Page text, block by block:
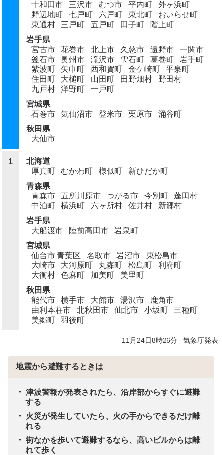
十和田市
三沢市 むつ市 平内町
外ヶ浜町
野辺地町
七戸町 六戸町 東北町
おいらせ町
東通村
三戸町 五戸町 田子町
階上町
岩手県
宮古市
花巻市 北上市 久慈市 遠野市
一関市
釜石市
奥州市 滝沢市 雫石町 葛巻町
岩手町
紫波町
矢巾町 西和賀町 金ケ崎町
平泉町
住田町
大槌町 山田町 田野畑村
野田村
九戸村
洋野町
一戸町
宮城県
石巻市
気仙沼市 登米市 栗原市
涌谷町
秋田県
大仙市
1
北海道
厚真町
むかわ町 様似町
新ひだか町
青森県
青森市
五所川原市 つがる市 今別町
蓬田村
中泊町
横浜町 六ヶ所村 佐井村
新郷村
岩手県
大船渡市
陸前高田市
岩泉町
宮城県
仙台市 青葉区
名取市 岩沼市
東松島市
大崎市
大河原町 丸森町 松島町
利府町
大衡村
色麻町 加美町
美里町
秋田県
能代市
横手市 大館市 湯沢市
鹿角市
由利本荘市
北秋田市 仙北市 小坂町
三種町
美郷町
羽後町
11月24日8時26分 気象庁発表
地震から避難するときは
津波警報が発表されたら、沿岸部からすぐに避難
する
火災が発生していたら、火の手からできるだけ離
れる
街なかを歩いて避難するなら、高いビルからは離
れて歩く